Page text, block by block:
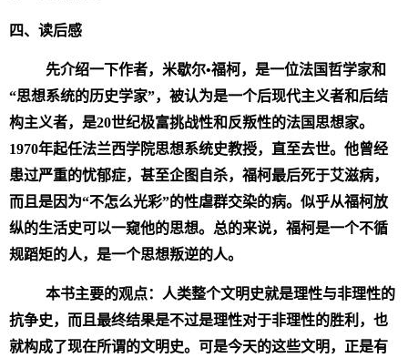
四、读后感
先介绍一下作者，米歇尔•福柯，是一位法国哲学家和
“思想系统的历史学家”，被认为是一个后现代主义者和后结
构主义者，是20世纪极富挑战性和反叛性的法国思想家。
1970年起任法兰西学院思想系统史教授，直至去世。他曾经
患过严重的忧郁症，甚至企图自杀，福柯最后死于艾滋病，
而且是因为“不怎么光彩”的性虐群交染的病。似乎从福柯放
纵的生活史可以一窥他的思想。总的来说，福柯是一个不循
规蹈矩的人，是一个思想叛逆的人。
本书主要的观点：人类整个文明史就是理性与非理性的
抗争史，而且最终结果是不过是理性对于非理性的胜利，也
就构成了现在所谓的文明史。可是今天的这些文明，正是有